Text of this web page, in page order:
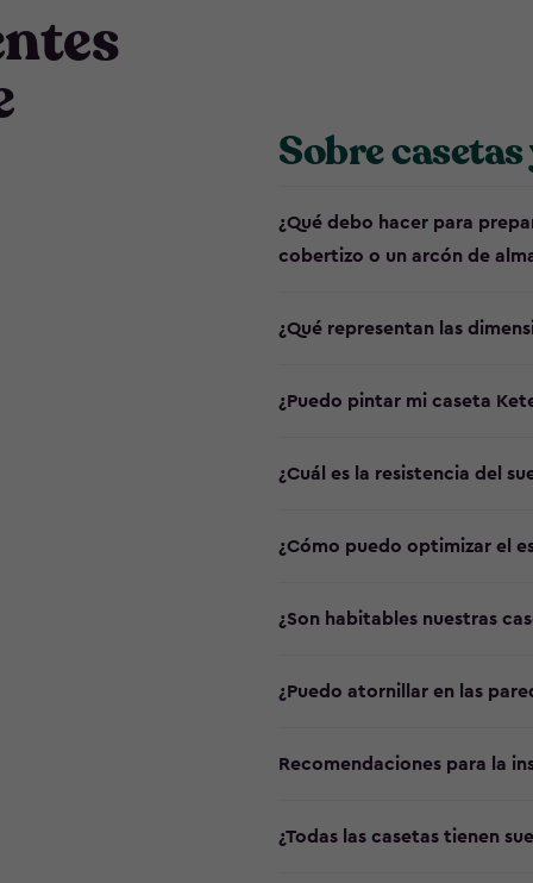
Sobre
¿Qué debo hacer para
cobertizo o un arcón de
¿Qué representan las
¿Puedo pintar mi caseta
¿Cuál es la resistencia del
¿Cómo puedo optimizar el
¿Son habitables nuestras
¿Puedo atornillar en las
Recomendaciones para la
¿Todas las casetas tienen